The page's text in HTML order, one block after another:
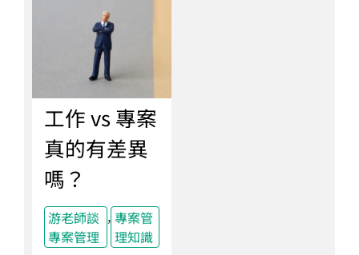
工作 vs 專案
真的有差異
嗎？
游老師談
專案管理
, 專案管
理知識